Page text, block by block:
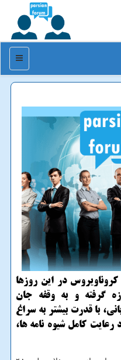
منو
در این روزها
گرفته و به وقفه جان
با قدرت بیشتر به سراغ
رعایت كامل شیوه نامه ها،